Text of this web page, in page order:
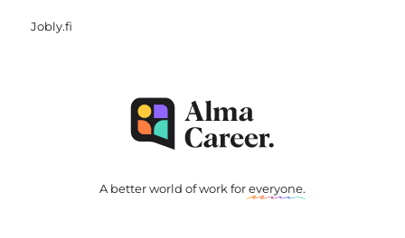
Jobly.fi
A better world of work foreveryone.